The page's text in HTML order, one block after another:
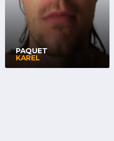
PAQUET
KAREL